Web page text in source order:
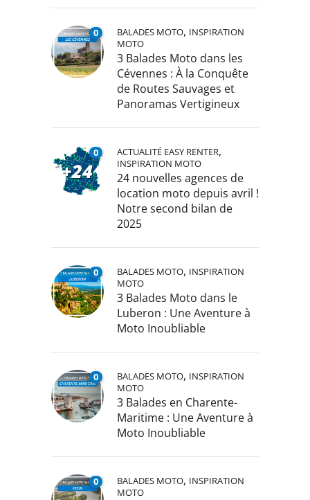
0 BALADES MOTO, INSPIRATION
MOTO
3 Balades Moto dans les
Cévennes : À la Conquête
de Routes Sauvages et
Panoramas Vertigineux
0 ACTUALITÉ EASY RENTER,
INSPIRATION MOTO
24 nouvelles agences de
location moto depuis avril !
Notre second bilan de
2025
0 BALADES MOTO, INSPIRATION
MOTO
3 Balades Moto dans le
Luberon : Une Aventure à
Moto Inoubliable
0 BALADES MOTO, INSPIRATION
MOTO
3 Balades en Charente-
Maritime : Une Aventure à
Moto Inoubliable
0 BALADES MOTO, INSPIRATION
MOTO